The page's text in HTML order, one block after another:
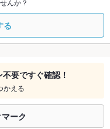
んか？
る
要ですぐ確認！
かえる
ーク